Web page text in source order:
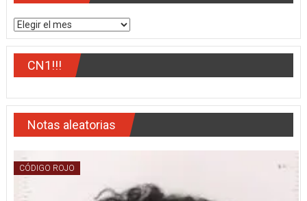
Archivos
CN1!!!
Notas aleatorias
CÓDIGO ROJO